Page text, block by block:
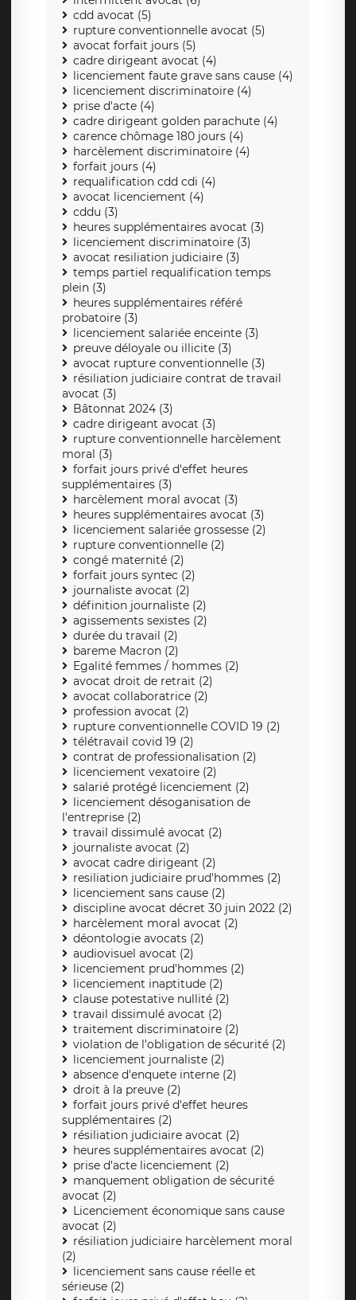
cdd avocat (5)
rupture conventionnelle avocat (5)
avocat forfait jours (5)
cadre dirigeant avocat (4)
licenciement faute grave sans cause (4)
licenciement discriminatoire (4)
prise d'acte (4)
cadre dirigeant golden parachute (4)
carence chômage 180 jours (4)
harcèlement discriminatoire (4)
forfait jours (4)
requalification cdd cdi (4)
avocat licenciement (4)
cddu (3)
heures supplémentaires avocat (3)
licenciement discriminatoire (3)
avocat resiliation judiciaire (3)
temps partiel requalification temps
plein (3)
heures supplémentaires référé
probatoire (3)
licenciement salariée enceinte (3)
preuve déloyale ou illicite (3)
avocat rupture conventionnelle (3)
résiliation judiciaire contrat de travail
avocat (3)
Bâtonnat 2024 (3)
cadre dirigeant avocat (3)
rupture conventionnelle harcèlement
moral (3)
forfait jours privé d'effet heures
supplémentaires (3)
harcèlement moral avocat (3)
heures supplémentaires avocat (3)
licenciement salariée grossesse (2)
rupture conventionnelle (2)
congé maternité (2)
forfait jours syntec (2)
journaliste avocat (2)
définition journaliste (2)
agissements sexistes (2)
durée du travail (2)
bareme Macron (2)
Egalité femmes / hommes (2)
avocat droit de retrait (2)
avocat collaboratrice (2)
profession avocat (2)
rupture conventionnelle COVID 19 (2)
télétravail covid 19 (2)
contrat de professionalisation (2)
licenciement vexatoire (2)
salarié protégé licenciement (2)
licenciement désoganisation de
l'entreprise (2)
travail dissimulé avocat (2)
journaliste avocat (2)
avocat cadre dirigeant (2)
resiliation judiciaire prud'hommes (2)
licenciement sans cause (2)
discipline avocat décret 30 juin 2022 (2)
harcèlement moral avocat (2)
déontologie avocats (2)
audiovisuel avocat (2)
licenciement prud'hommes (2)
licenciement inaptitude (2)
clause potestative nullité (2)
travail dissimulé avocat (2)
traitement discriminatoire (2)
violation de l'obligation de sécurité (2)
licenciement journaliste (2)
absence d'enquete interne (2)
droit à la preuve (2)
forfait jours privé d'effet heures
supplémentaires (2)
résiliation judiciaire avocat (2)
heures supplémentaires avocat (2)
prise d'acte licenciement (2)
manquement obligation de sécurité
avocat (2)
Licenciement économique sans cause
avocat (2)
résiliation judiciaire harcèlement moral
(2)
licenciement sans cause réelle et
sérieuse (2)